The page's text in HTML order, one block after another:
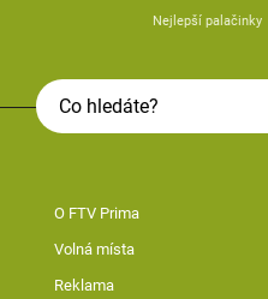
Nejlepší palačinky
O FTV Prima
Volná místa
Reklama